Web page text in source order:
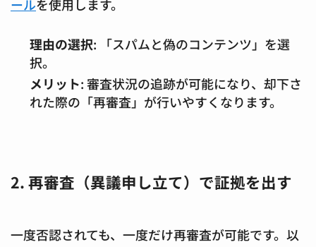
ールを使用します。
理由の選択: 「スパムと偽のコンテンツ」を選
択。
メリット: 審査状況の追跡が可能になり、却下さ
れた際の「再審査」が行いやすくなります。
2. 再審査（異議申し立て）で証拠を出す
一度否認されても、一度だけ再審査が可能です。以